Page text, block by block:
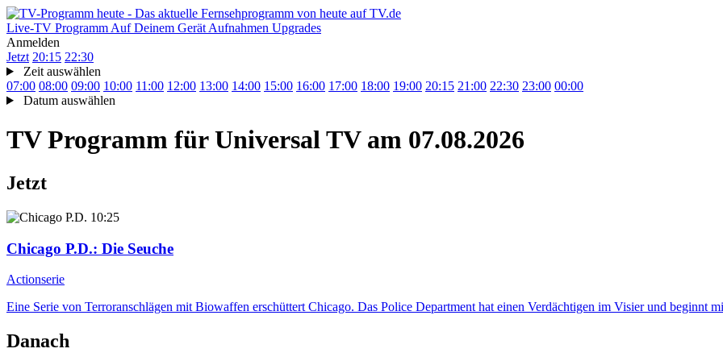
Live-TV Programm Auf Deinem Gerät Aufnahmen Upgrades
Anmelden
Jetzt 20:15 22:30
Zeit auswählen
07:00 08:00 09:00 10:00 11:00 12:00 13:00 14:00 15:00 16:00 17:00 18:00 19:00 20:15 21:00 22:30 23:00 00:00
Datum auswählen
TV Programm für Universal TV am 07.08.2026
Jetzt
10:25
Chicago P.D.: Die Seuche
Actionserie
Eine Serie von Terroranschlägen mit Biowaffen erschüttert Chicago. Das Police Department hat einen Verdächtigen im Visier und beginnt
Danach